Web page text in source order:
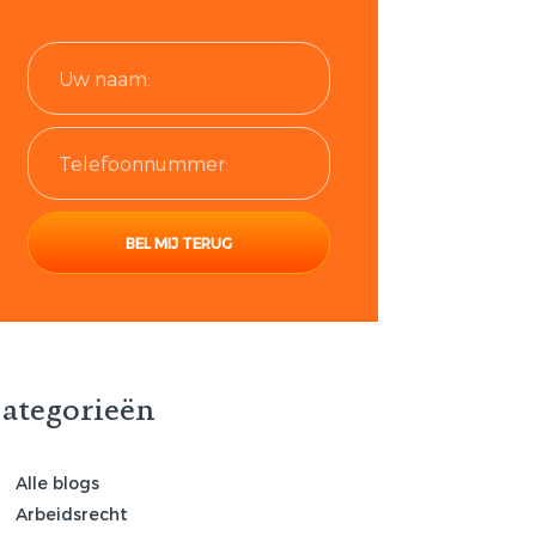
Alle blogs
Arbeidsrecht